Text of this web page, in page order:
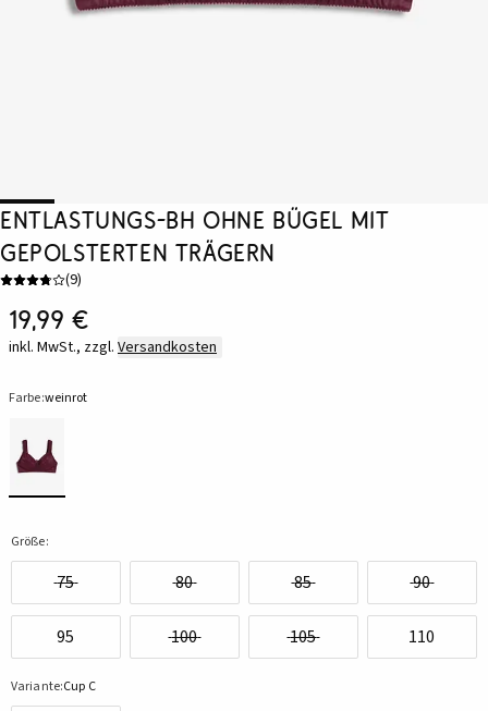
Entlastungs-BH ohne Bügel mit
gepolsterten Trägern
(9)
19,99 €
inkl. MwSt., zzgl. Versandkosten
Farbe:weinrot
Größe:
75 80 85 90
95 100 105 110
Variante:Cup C